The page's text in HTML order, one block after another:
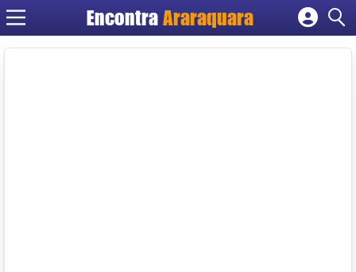
EncontraAraraquara
Cadastrar empresa